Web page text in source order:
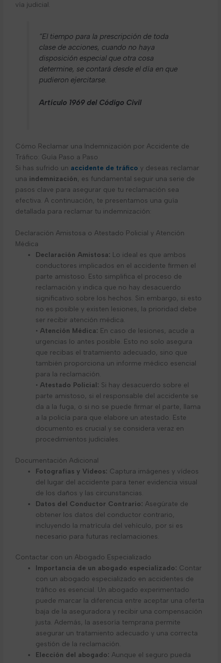
vía judicial.
“El tiempo para la prescripción de toda
clase de acciones, cuando no haya
disposición especial que otra cosa
determine, se contará desde el día en que
pudieron ejercitarse.
Artículo 1969 del Código Civil
Cómo Reclamar una Indemnización por Accidente de
Tráfico: Guía Paso a Paso
Si has sufrido un accidente de tráfico y deseas reclamar
una indemnización, es fundamental seguir una serie de
pasos clave para asegurar que tu reclamación sea
efectiva. A continuación, te presentamos una guía
detallada para reclamar tu indemnización:
Declaración Amistosa o Atestado Policial y Atención
Médica
Declaración Amistosa: Lo ideal es que ambos
conductores implicados en el accidente firmen el
parte amistoso. Esto simplifica el proceso de
reclamación y indica que no hay desacuerdo
significativo sobre los hechos. Sin embargo, si esto
no es posible y existen lesiones, la prioridad debe
ser recibir atención médica.
• Atención Médica: En caso de lesiones, acude a
urgencias lo antes posible. Esto no solo asegura
que recibas el tratamiento adecuado, sino que
también proporciona un informe médico esencial
para la reclamación.
• Atestado Policial: Si hay desacuerdo sobre el
parte amistoso, si el responsable del accidente se
da a la fuga, o si no se puede firmar el parte, llama
a la policía para que elabore un atestado. Este
documento es crucial y se considera veraz en
procedimientos judiciales.
Documentación Adicional
Fotografías y Vídeos: Captura imágenes y vídeos
del lugar del accidente para tener evidencia visual
de los daños y las circunstancias.
Datos del Conductor Contrario: Asegúrate de
obtener los datos del conductor contrario,
incluyendo la matrícula del vehículo, por si es
necesario para futuras reclamaciones.
Contactar con un Abogado Especializado
Importancia de un abogado especializado: Contar
con un abogado especializado en accidentes de
tráfico es esencial. Un abogado experimentado
puede marcar la diferencia entre aceptar una oferta
baja de la aseguradora y recibir una compensación
justa. Además, la asesoría temprana permite
asegurar un tratamiento adecuado y una correcta
gestión de la reclamación.
Elección del abogado: Aunque el seguro pueda